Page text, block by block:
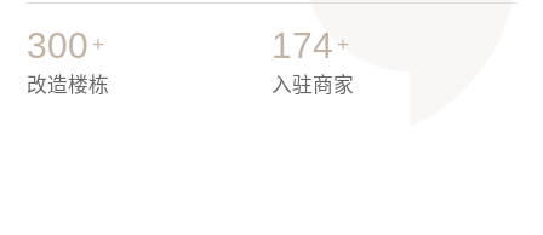
300 +
改造楼栋
174 +
入驻商家